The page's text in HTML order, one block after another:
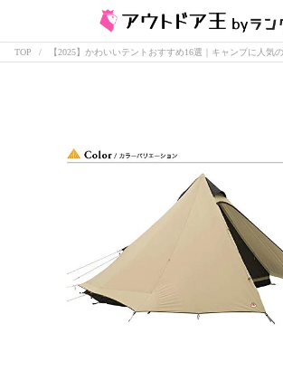
TOP 【2025】かわいいテントおすすめ16選｜キャンプに人気